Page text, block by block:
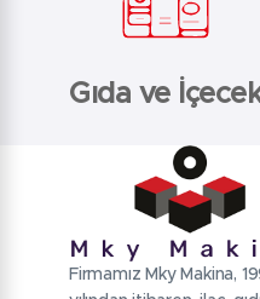
Gıda ve
Firmamız Mky Makina,